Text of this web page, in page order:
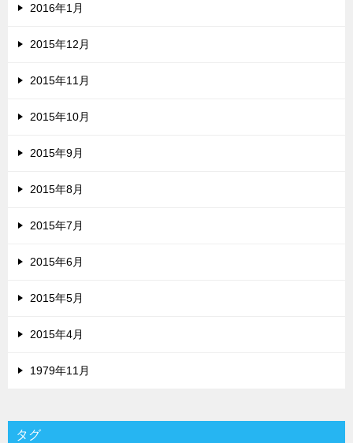
2016年1月
2015年12月
2015年11月
2015年10月
2015年9月
2015年8月
2015年7月
2015年6月
2015年5月
2015年4月
1979年11月
タグ